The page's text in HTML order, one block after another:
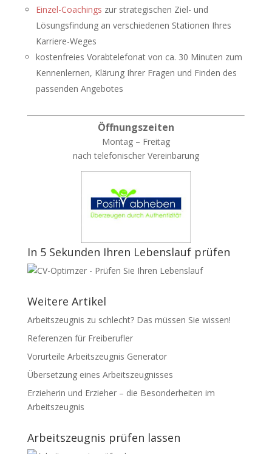
Einzel-Coachings zur strategischen Ziel- und
Lösungsfindung an verschiedenen Stationen Ihres
Karriere-Weges
kostenfreies Vorabtelefonat von ca. 30 Minuten zum
Kennenlernen, Klärung Ihrer Fragen und Finden des
passenden Angebotes
Öffnungszeiten
Montag – Freitag
nach telefonischer Vereinbarung
In 5 Sekunden Ihren Lebenslauf prüfen
Weitere Artikel
Arbeitszeugnis zu schlecht? Das müssen Sie wissen!
Referenzen für Freiberufler
Vorurteile Arbeitszeugnis Generator
Übersetzung eines Arbeitszeugnisses
Erzieherin und Erzieher – die Besonderheiten im
Arbeitszeugnis
Arbeitszeugnis prüfen lassen